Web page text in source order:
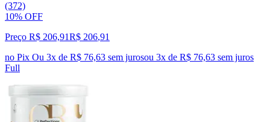
(372)
10% OFF
Preço R$ 206,91R$ 206,91
no Pix Ou 3x de R$ 76,63 sem jurosou 3x de R$ 76,63 sem juros
Full